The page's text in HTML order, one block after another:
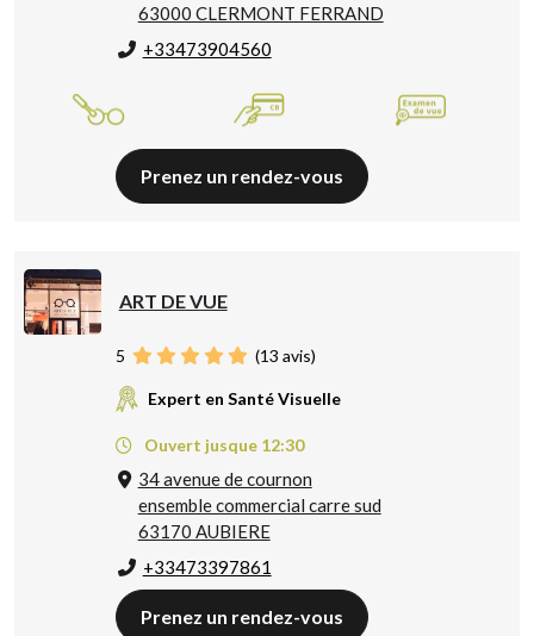
63000 CLERMONT FERRAND
+33473904560
Prenez un rendez-vous
ART DE VUE
5 (13 avis)
Expert en Santé Visuelle
Ouvert jusque 12:30
34 avenue de cournon
ensemble commercial carre sud
63170 AUBIERE
+33473397861
Prenez un rendez-vous